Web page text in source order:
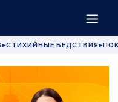
▶СТИХИЙНЫЕ БЕДСТВИЯ▶